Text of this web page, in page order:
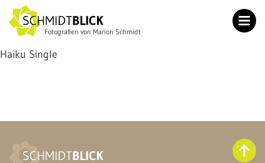
Fotografien von Marion Schmidt
Projekte
Haiku Single